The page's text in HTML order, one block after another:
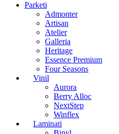
Parketi
Admonter
Artisan
Atelier
Galleria
Heritage
Essence Premium
Four Seasons
Vinil
Aurora
Berry Alloc
NextStep
Winflex
Laminati